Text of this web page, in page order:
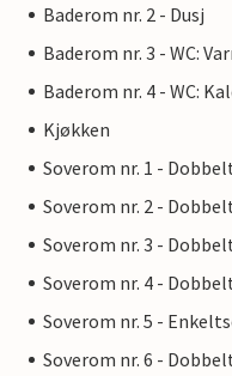
Baderom nr. 2 - Dusj
Baderom nr. 3 - WC:
Baderom nr. 4 - WC:
Kjøkken
Soverom nr. 1 -
Soverom nr. 2 -
Soverom nr. 3 -
Soverom nr. 4 -
Soverom nr. 5 -
Soverom nr. 6 -